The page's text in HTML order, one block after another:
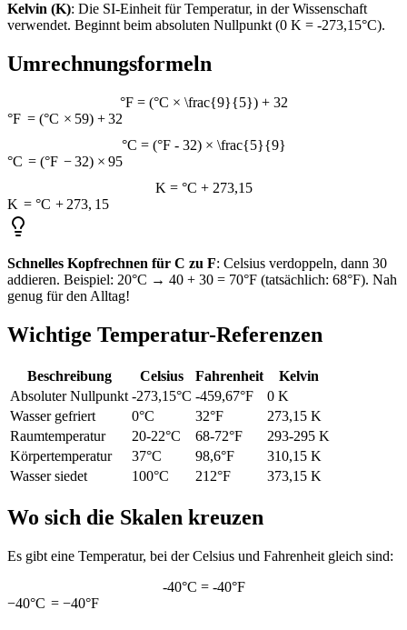
Kelvin (K): Die SI-Einheit für Temperatur, in der Wissenschaft
verwendet. Beginnt beim absoluten Nullpunkt (0 K = -273,15°C).
Umrechnungsformeln
°F = (°C × \frac{9}{5}) + 32
°F = (°C × 59) + 32
°C = (°F - 32) × \frac{5}{9}
°C = (°F − 32) × 95
K = °C + 273,15
K = °C + 273, 15
Schnelles Kopfrechnen für C zu F: Celsius verdoppeln, dann 30
addieren. Beispiel: 20°C → 40 + 30 = 70°F (tatsächlich: 68°F). Nah
genug für den Alltag!
Wichtige Temperatur-Referenzen
Beschreibung Celsius Fahrenheit
Kelvin
Absoluter Nullpunkt -273,15°C -459,67°F
0 K
Wasser gefriert
0°C 32°F
273,15 K
Raumtemperatur
20-22°C 68-72°F
293-295 K
Körpertemperatur
37°C 98,6°F
310,15 K
Wasser siedet
100°C 212°F 373,15 K
Wo sich die Skalen kreuzen
Es gibt eine Temperatur, bei der Celsius und Fahrenheit gleich sind:
-40°C = -40°F
−40°C = −40°F